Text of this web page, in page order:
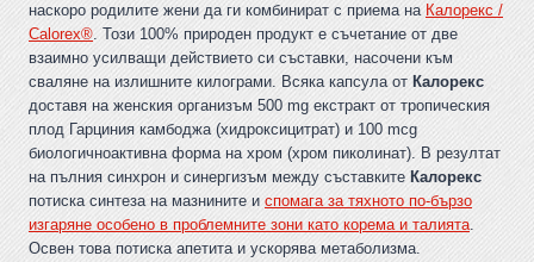
наскоро родилите жени да ги комбинират с приема на Калорекс /
Calorex®. Този 100% природен продукт е съчетание от две
взаимно усилващи действието си съставки, насочени към
сваляне на излишните килограми. Всяка капсула от Калорекс
доставя на женския организъм 500 mg екстракт от тропическия
плод Гарциния камбоджа (хидроксицитрат) и 100 mcg
биологичноактивна форма на хром (хром пиколинат). В резултат
на пълния синхрон и синергизъм между съставките Калорекс
потиска синтеза на мазнините и спомага за тяхното по-бързо
изгаряне особено в проблемните зони като корема и талията.
Освен това потиска апетита и ускорява метаболизма.